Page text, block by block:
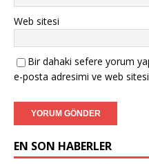
Web sitesi
Bir dahaki sefere yorum
e-posta adresimi ve web
EN SON HABERLER